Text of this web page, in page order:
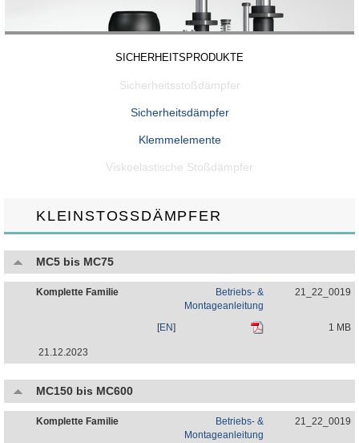
SICHERHEITSPRODUKTE
Sicherheitsstoßdämpfer
Sicherheitsdämpfer
Klemmelemente
Viskoelastische Stoßdämpfer
KLEINSTOSSDÄMPFER
MC5 bis MC75
Komplette Familie
Betriebs- &
Montageanleitung
21_22_0019
[EN] 1 MB
21.12.2023
MC150 bis MC600
Komplette Familie
Betriebs- &
Montageanleitung
21_22_0019